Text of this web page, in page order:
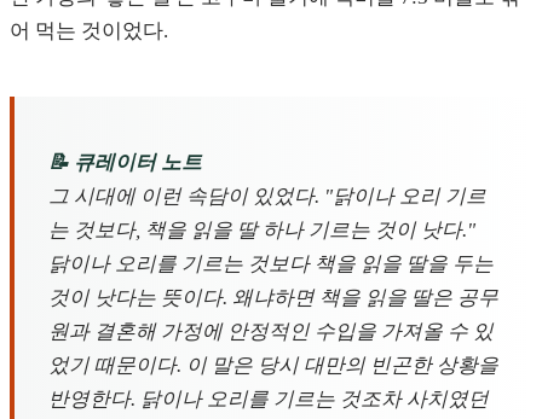
어 먹는 것이었다.
📝 큐레이터 노트
그 시대에 이런 속담이 있었다. "닭이나 오리 기르
는 것보다, 책을 읽을 딸 하나 기르는 것이 낫다."
닭이나 오리를 기르는 것보다 책을 읽을 딸을 두는
것이 낫다는 뜻이다. 왜냐하면 책을 읽을 딸은 공무
원과 결혼해 가정에 안정적인 수입을 가져올 수 있
었기 때문이다. 이 말은 당시 대만의 빈곤한 상황을
반영한다. 닭이나 오리를 기르는 것조차 사치였던